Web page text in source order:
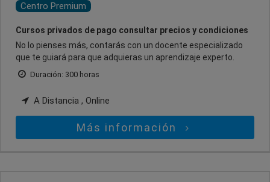
Centro Premium
Cursos privados de pago consultar precios y condiciones
No lo pienses más, contarás con un docente especializado
que te guiará para que adquieras un aprendizaje experto.
Duración: 300 horas
A Distancia , Online
Más información